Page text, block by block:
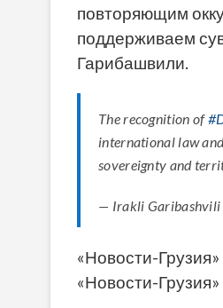
повторяющим
поддерживаем
Гарибашвили.
The recognition of
international law
sovereignty and
— Irakli Garibashvili
«Новости-Грузия»
«Новости-Грузия»